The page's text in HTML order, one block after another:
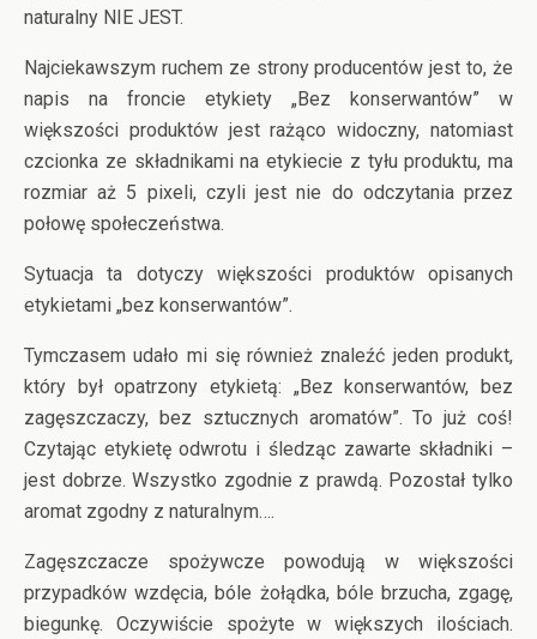
naturalny NIE JEST.
Najciekawszym ruchem ze strony producentów jest to, że
napis na froncie etykiety „Bez konserwantów” w
większości produktów jest rażąco widoczny, natomiast
czcionka ze składnikami na etykiecie z tyłu produktu, ma
rozmiar aż 5 pixeli, czyli jest nie do odczytania przez
połowę społeczeństwa.
Sytuacja ta dotyczy większości produktów opisanych
etykietami „bez konserwantów”.
Tymczasem udało mi się również znaleźć jeden produkt,
który był opatrzony etykietą: „Bez konserwantów, bez
zagęszczaczy, bez sztucznych aromatów”. To już coś!
Czytając etykietę odwrotu i śledząc zawarte składniki –
jest dobrze. Wszystko zgodnie z prawdą. Pozostał tylko
aromat zgodny z naturalnym….
Zagęszczacze spożywcze powodują w większości
przypadków wzdęcia, bóle żołądka, bóle brzucha, zgagę,
biegunkę. Oczywiście spożyte w większych ilościach.